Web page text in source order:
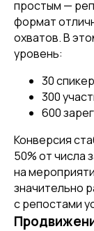
простым —
формат
охватов. В
уровень:
30
300
600
Конверсия
50% от числа
на
значительно
с репостами